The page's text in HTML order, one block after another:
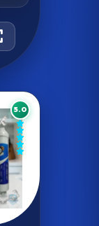
5.0